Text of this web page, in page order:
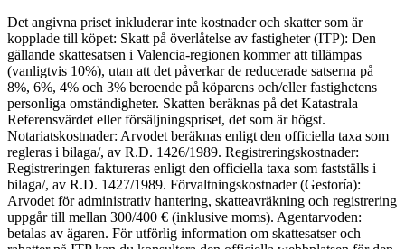
Det angivna priset inkluderar inte kostnader och skatter som är
kopplade till köpet: Skatt på överlåtelse av fastigheter (ITP): Den
gällande skattesatsen i Valencia-regionen kommer att tillämpas
(vanligtvis 10%), utan att det påverkar de reducerade satserna på
8%, 6%, 4% och 3% beroende på köparens och/eller fastighetens
personliga omständigheter. Skatten beräknas på det Katastrala
Referensvärdet eller försäljningspriset, det som är högst.
Notariatskostnader: Arvodet beräknas enligt den officiella taxa som
regleras i bilaga/, av R.D. 1426/1989. Registreringskostnader:
Registreringen faktureras enligt den officiella taxa som fastställs i
bilaga/, av R.D. 1427/1989. Förvaltningskostnader (Gestoría):
Arvodet för administrativ hantering, skatteavräkning och registrering
uppgår till mellan 300/400 € (inklusive moms). Agentarvoden:
betalas av ägaren. För utförlig information om skattesatser och